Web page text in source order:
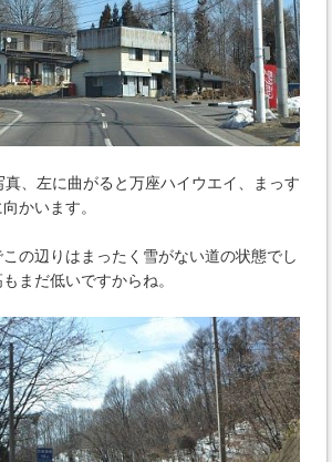
、左に曲がると万座ハイウエイ、まっす
かいます。
の辺りはまったく雪がない道の状態でし
まだ低いですからね。